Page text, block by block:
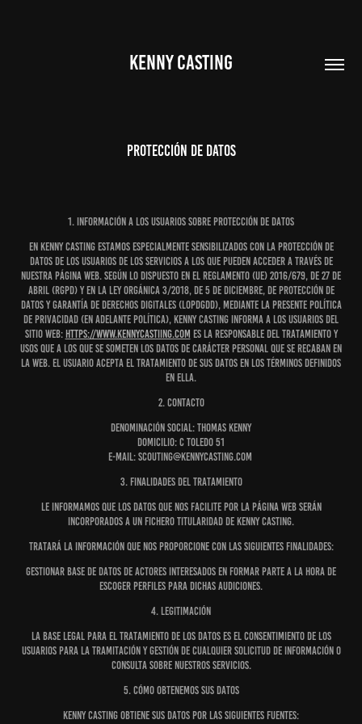
KENNY CASTING
Protección de datos
1. Información a los usuarios sobre protección de datos
En Kenny Casting estamos especialmente sensibilizados con la protección de
datos de los USUARIOS de los servicios a los que pueden acceder a través de
nuestra página web. Según lo dispuesto en el Reglamento (UE) 2016/679, de 27 de
abril (RGPD) y en la Ley Orgánica 3/2018, de 5 de diciembre, de Protección de
Datos y Garantía de Derechos Digitales (LOPDGDD), mediante la presente Política
de Privacidad (en adelante Política), Kenny Casting informa a los USUARIOS del
sitio web: https://www.kennycastiing.com es la responsable del tratamiento y
usos que a los que se someten los datos de carácter personal que se recaban en
la web. El USUARIO acepta el tratamiento de sus datos en los términos definidos
en ella.
2. Contacto
Denominación Social: Thomas Kenny
Domicilio: C Toledo 51
e-mail: scouting@kennycasting.com
3. Finalidades del tratamiento
Le informamos que los datos que nos facilite por la página web serán
incorporados a un fichero titularidad de Kenny Casting.
Tratará la información que nos proporcione con las siguientes finalidades:
Gestionar base de datos de actores interesados en formar parte a la hora de
escoger perfiles para dichas audiciones.
4. Legitimación
La base legal para el tratamiento de los datos es el consentimiento de los
USUARIOS para la tramitación y gestión de cualquier solicitud de información o
consulta sobre nuestros servicios.
5. Cómo obtenemos sus datos
Kenny Casting obtiene sus datos por las siguientes fuentes: